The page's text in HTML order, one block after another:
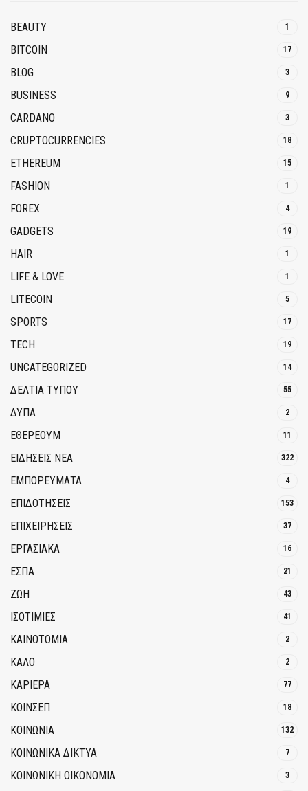
BEAUTY 1
BITCOIN 17
BLOG 3
BUSINESS 9
CARDANO 3
CRUPTOCURRENCIES 18
ETHEREUM 15
FASHION 1
FOREX 4
GADGETS 19
HAIR 1
LIFE & LOVE 1
LITECOIN 5
SPORTS 17
TECH 19
UNCATEGORIZED 14
ΔΕΛΤΙΑ ΤΥΠΟΥ 55
ΔΥΠΑ 2
ΕΘΈΡΕΟΥΜ 11
ΕΙΔΗΣΕΙΣ ΝΕΑ 322
ΕΜΠΟΡΕΥΜΑΤΑ 4
ΕΠΙΔΟΤΗΣΕΙΣ 153
ΕΠΙΧΕΙΡΗΣΕΙΣ 37
ΕΡΓΑΣΙΑΚΑ 16
ΕΣΠΑ 21
ΖΩΗ 43
ΙΣΟΤΙΜΙΕΣ 41
ΚΑΙΝΟΤΟΜΊΑ 2
ΚΑΛΟ 2
ΚΑΡΙΕΡΑ 77
ΚΟΙΝΣΕΠ 18
ΚΟΙΝΩΝΙΑ 132
ΚΟΙΝΩΝΙΚΆ ΔΊΚΤΥΑ 7
ΚΟΙΝΩΝΙΚΉ ΟΙΚΟΝΟΜΊΑ 3